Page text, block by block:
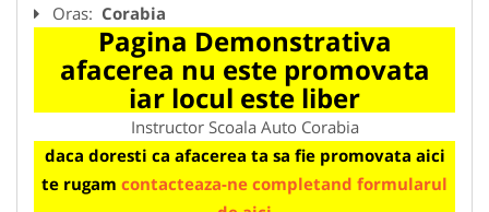
Oras: Corabia
Pagina Demonstrativa
afacerea nu este promovata
iar locul este liber
Instructor Scoala Auto Corabia
daca doresti ca afacerea ta sa fie promovata aici
te rugam contacteaza-ne completand formularul